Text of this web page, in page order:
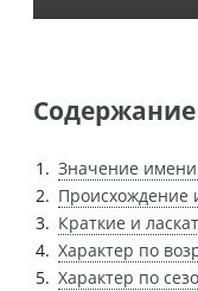
Содержание
Значение
Происхождение
Краткие и
Характер по
Характер по